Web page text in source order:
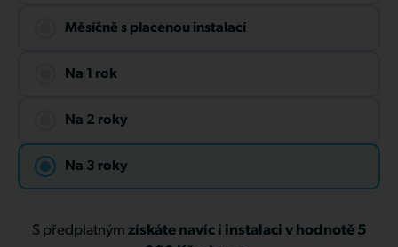
Měsíčně s placenou instalací
Na 1 rok
Na 2 roky
Na 3 roky
S předplatným získáte navíc i instalaci v hodnotě 5